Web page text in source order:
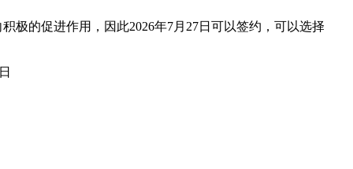
极的促进作用，因此2026年7月27日可以签约，可以选择